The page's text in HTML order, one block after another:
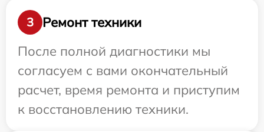
3
Ремонт техники
После полной диагностики мы
согласуем с вами окончательный
расчет, время ремонта и приступим
к восстановлению техники.